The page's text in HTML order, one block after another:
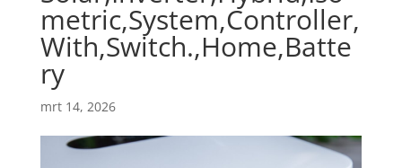
metric,System,Controller,
With,Switch.,Home,Batte
ry
mrt 14, 2026